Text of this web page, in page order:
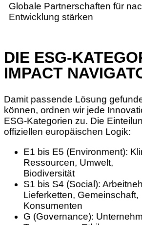
Globale Partnerschaften für
Entwicklung stärken
DIE ESG-
IMPACT
Damit passende Lösung
können, ordnen wir jede
ESG-Kategorien zu. Die
offiziellen europäischen Logik:
E1 bis E5 (Environment):
Ressourcen, Umwelt,
Biodiversität
S1 bis S4 (Social):
Lieferketten, Gemeinschaft,
Konsumenten
G (Governance):